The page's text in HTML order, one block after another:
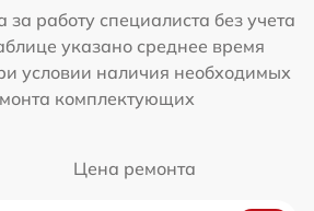
за работу специалиста без учета
указано среднее время
условии наличия необходимых
комплектующих
Цена ремонта